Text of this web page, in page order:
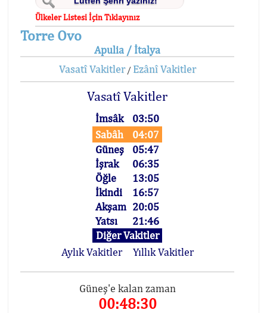
Ülkeler Listesi İçin Tıklayınız
Torre Ovo
Apulia / İtalya
Vasatî Vakitler/ Ezânî Vakitler
Vasatî Vakitler
İmsâk
03:50
Sabâh
04:07
Güneş
05:47
İşrak
06:35
Öğle
13:05
İkindi
16:57
Akşam 20:05
Yatsı
21:46
Diğer Vakitler
Aylık Vakitler
Yıllık Vakitler
Güneş'e kalan zaman
00:48:30